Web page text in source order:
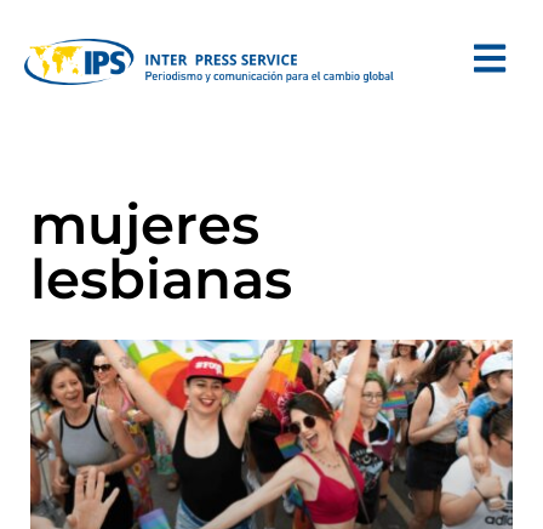
mujeres
lesbianas